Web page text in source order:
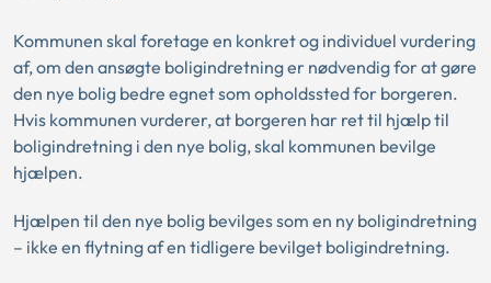
Kommunen skal foretage en konkret og individuel vurdering
af, om den ansøgte boligindretning er nødvendig for at gøre
den nye bolig bedre egnet som opholdssted for borgeren.
Hvis kommunen vurderer, at borgeren har ret til hjælp til
boligindretning i den nye bolig, skal kommunen bevilge
hjælpen.
Hjælpen til den nye bolig bevilges som en ny boligindretning
– ikke en flytning af en tidligere bevilget boligindretning.